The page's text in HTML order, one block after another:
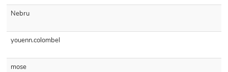
Nebru
youenn.colombel
mose